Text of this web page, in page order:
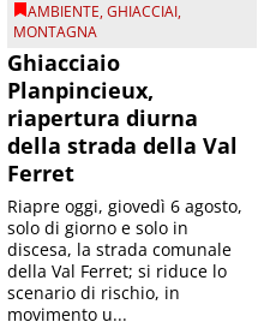
AMBIENTE,GHIACCIAI,
MONTAGNA
Ghiacciaio
Planpincieux,
riapertura diurna
della strada della Val
Ferret
Riapre oggi, giovedì 6 agosto,
solo di giorno e solo in
discesa, la strada comunale
della Val Ferret; si riduce lo
scenario di rischio, in
movimento u...